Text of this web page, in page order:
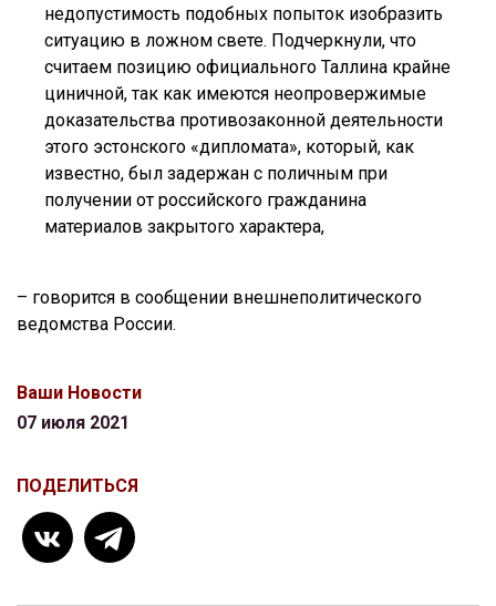
недопустимость подобных попыток изобразить
ситуацию в ложном свете. Подчеркнули, что
считаем позицию официального Таллина крайне
циничной, так как имеются неопровержимые
доказательства противозаконной деятельности
этого эстонского «дипломата», который, как
известно, был задержан с поличным при
получении от российского гражданина
материалов закрытого характера,
– говорится в сообщении внешнеполитического
ведомства России.
Ваши Новости
07 июля 2021
ПОДЕЛИТЬСЯ